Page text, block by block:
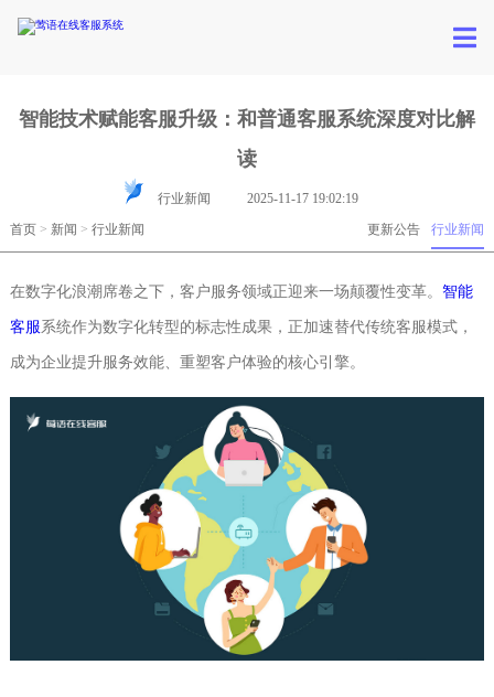
智能技术赋能客服升级：和普通客服系统深度对比解
读
行业新闻
2025-11-17 19:02:19
行业新闻
更新公告
首页> 新闻 > 行业新闻
在数字化浪潮席卷之下，客户服务领域正迎来一场颠覆性变革。 智能
客服系统作为数字化转型的标志性成果，正加速替代传统客服模式，
成为企业提升服务效能、重塑客户体验的核心引擎。